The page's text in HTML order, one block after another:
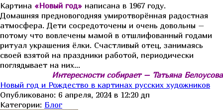
Картина «Новый год» написана в 1967 году.
Домашняя предновогодняя умиротворённая радостная
атмосфера. Дети сосредоточены и очень довольны –
потому что вовлечены мамой в отшлифованный годами
ритуал украшения ёлки. Счастливый отец, занимаясь
своей взятой на праздники работой, периодически
поглядывает на них…
Интересности собирает – Татьяна Белоусова
Новый год и Рождество в картинах русских художников
Опубликовано: 6 апреля, 2024 в 12:20 дп
Категории: Блог